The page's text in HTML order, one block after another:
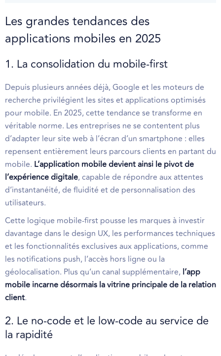
Les grandes tendances des
applications mobiles en 2025
1. La consolidation du mobile-first
Depuis plusieurs années déjà, Google et les moteurs de
recherche privilégient les sites et applications optimisés
pour mobile. En 2025, cette tendance se transforme en
véritable norme. Les entreprises ne se contentent plus
d’adapter leur site web à l’écran d’un smartphone : elles
repensent entièrement leurs parcours clients en partant du
mobile. L’application mobile devient ainsi le pivot de
l’expérience digitale, capable de répondre aux attentes
d’instantanéité, de fluidité et de personnalisation des
utilisateurs.
Cette logique mobile-first pousse les marques à investir
davantage dans le design UX, les performances techniques
et les fonctionnalités exclusives aux applications, comme
les notifications push, l’accès hors ligne ou la
géolocalisation. Plus qu’un canal supplémentaire, l’app
mobile incarne désormais la vitrine principale de la relation
client.
2. Le no-code et le low-code au service de
la rapidité